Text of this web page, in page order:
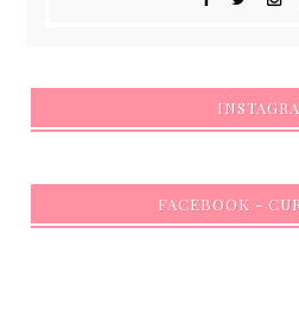
FACEBOOK -